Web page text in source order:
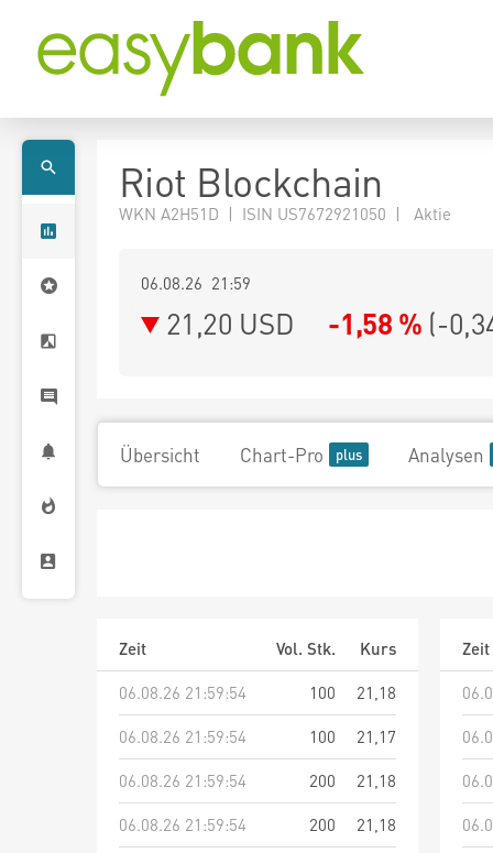
Riot Blockchain
WKN A2H51D | ISIN US7672921050 | Aktie
06.08.26 21:59
21,20 USD -1,58 % (-
Übersicht Chart-Pro Analysen
Zeit Vol. Stk.
Kurs
06.08.26 21:59:54
100
21,18
06.08.26 21:59:54
100
21,17
06.08.26 21:59:54
200
21,18
06.08.26 21:59:54
200
21,18
Zeit